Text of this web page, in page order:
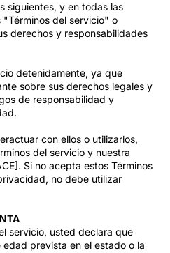
siguientes, y en todas las
del servicio" o
derechos y responsabilidades
detenidamente, ya que
sobre sus derechos legales y
de responsabilidad y
con ellos o utilizarlos,
del servicio y nuestra
Si no acepta estos Términos
no debe utilizar
servicio, usted declara que
prevista en el estado o la